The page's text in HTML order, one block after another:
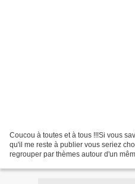
Coucou à toutes et à tous !!!Si vous
qu'il me reste à publier vous seriez
regrouper par thèmes autour d'un